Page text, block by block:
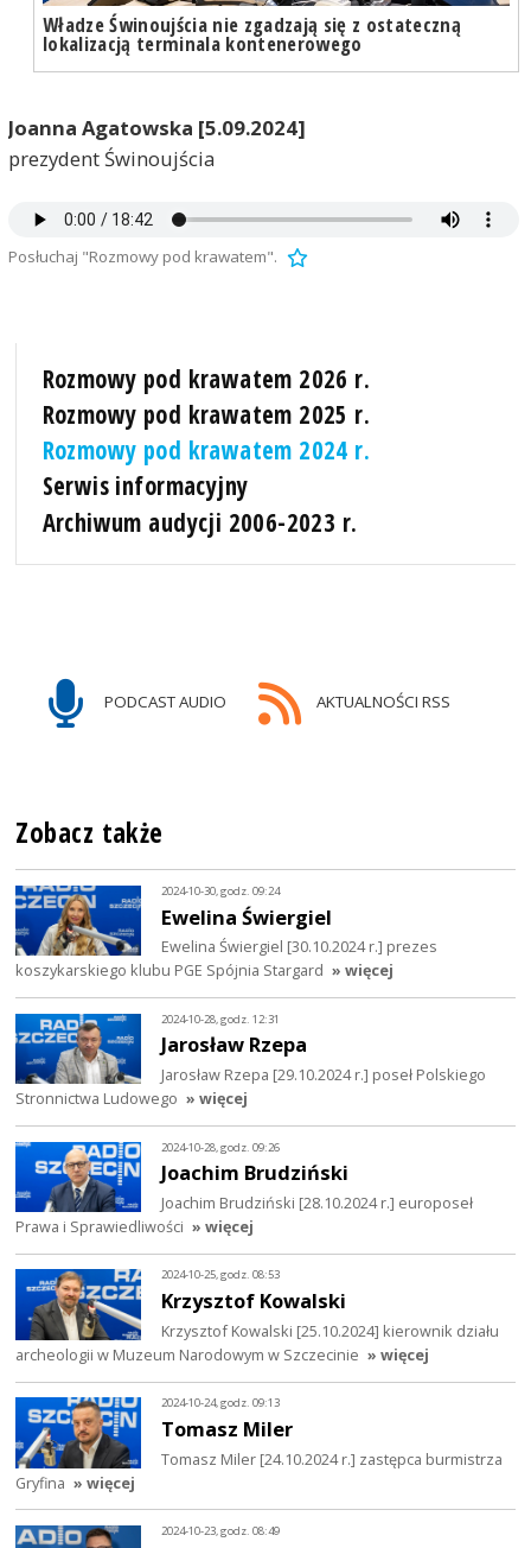
Władze Świnoujścia nie zgadzają się z ostateczną
lokalizacją terminala kontenerowego
Joanna Agatowska [5.09.2024]
prezydent Świnoujścia
Posłuchaj "Rozmowy pod krawatem".
Rozmowy pod krawatem 2026 r.
Rozmowy pod krawatem 2025 r.
Rozmowy pod krawatem 2024 r.
Serwis informacyjny
Archiwum audycji 2006-2023 r.
PODCAST AUDIO AKTUALNOŚCI RSS
Zobacz także
2024-10-30, godz. 09:24
Ewelina Świergiel
Ewelina Świergiel [30.10.2024 r.] prezes
koszykarskiego klubu PGE Spójnia Stargard » więcej
2024-10-28, godz. 12:31
Jarosław Rzepa
Jarosław Rzepa [29.10.2024 r.] poseł Polskiego
Stronnictwa Ludowego » więcej
2024-10-28, godz. 09:26
Joachim Brudziński
Joachim Brudziński [28.10.2024 r.] europoseł
Prawa i Sprawiedliwości » więcej
2024-10-25, godz. 08:53
Krzysztof Kowalski
Krzysztof Kowalski [25.10.2024] kierownik działu
archeologii w Muzeum Narodowym w Szczecinie » więcej
2024-10-24, godz. 09:13
Tomasz Miler
Tomasz Miler [24.10.2024 r.] zastępca burmistrza
Gryfina » więcej
2024-10-23, godz. 08:49